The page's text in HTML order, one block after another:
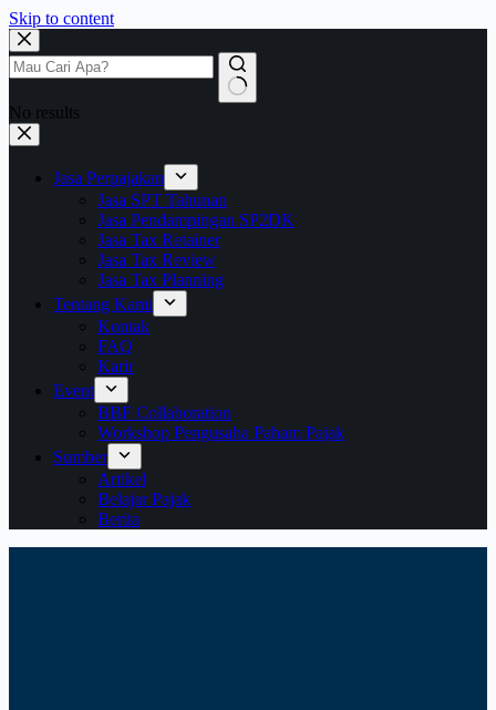
Skip to content
No results
Jasa Perpajakan
Jasa SPT Tahunan
Jasa Pendampingan SP2DK
Jasa Tax Retainer
Jasa Tax Review
Jasa Tax Planning
Tentang Kami
Kontak
FAQ
Karir
Event
BBF Collaboration
Workshop Pengusaha Paham Pajak
Sumber
Artikel
Belajar Pajak
Berita